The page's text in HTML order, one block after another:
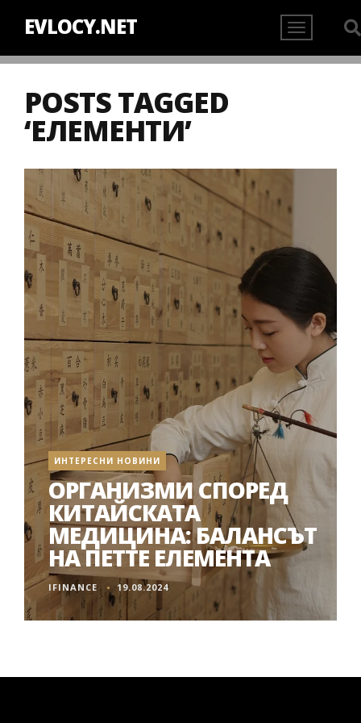
EVLOCY.NET
POSTS TAGGED
‘ЕЛЕМЕНТИ’
ИНТЕРЕСНИ НОВИНИ
ОРГАНИЗМИ СПОРЕД
КИТАЙСКАТА
МЕДИЦИНА: БАЛАНСЪТ
НА ПЕТТЕ ЕЛЕМЕНТА
IFINANCE 19.08.2024